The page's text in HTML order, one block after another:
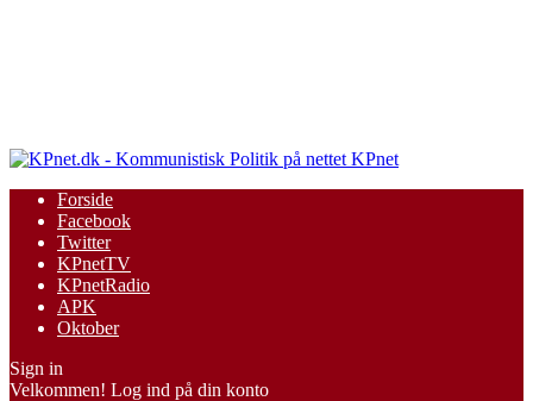
KPnet
Forside
Facebook
Twitter
KPnetTV
KPnetRadio
APK
Oktober
Sign in
Velkommen! Log ind på din konto